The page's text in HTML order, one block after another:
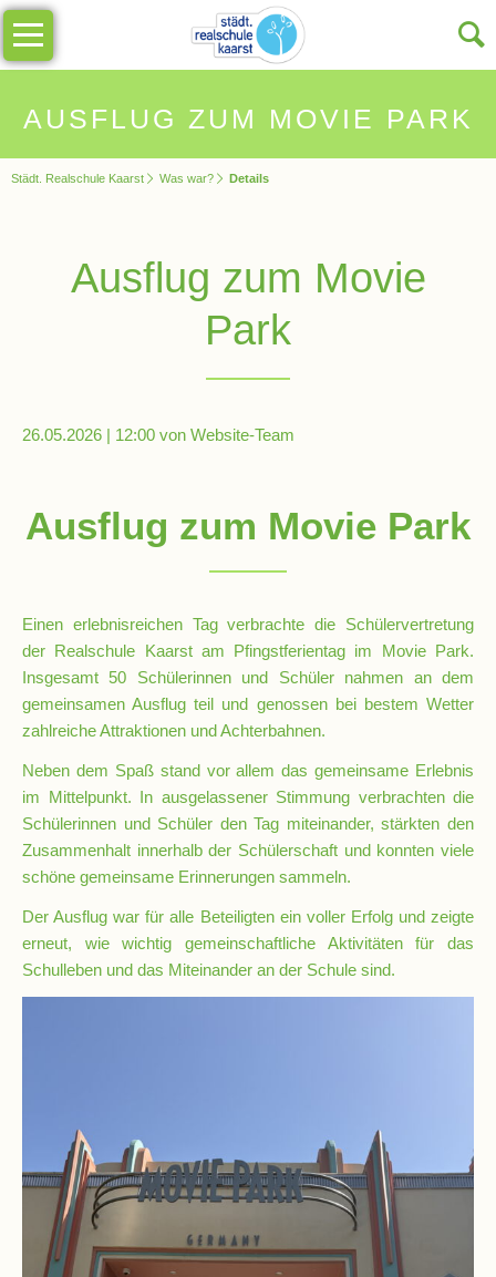
AUSFLUG ZUM MOVIE PARK
Navigation
überspringen
Unsere
Schule
Schulinfos
Allgemeine
Impressionen
Hausmeister
Übermittagsbetreuung
Schülervertretung
(SV)
Schulpflegschaft
Förderverein
Lehrer-
Raum-
Prinzip
Berufswahlvorbereitung
Städt. Realschule Kaarst Was war? Details
Ausflug zum Movie
Park
26.05.2026 | 12:00 von Website-Team
Ausflug zum Movie Park
Einen erlebnisreichen Tag verbrachte die Schülervertretung
der Realschule Kaarst am Pfingstferientag im Movie Park.
Insgesamt 50 Schülerinnen und Schüler nahmen an dem
gemeinsamen Ausflug teil und genossen bei bestem Wetter
zahlreiche Attraktionen und Achterbahnen.
Neben dem Spaß stand vor allem das gemeinsame Erlebnis
im Mittelpunkt. In ausgelassener Stimmung verbrachten die
Schülerinnen und Schüler den Tag miteinander, stärkten den
Zusammenhalt innerhalb der Schülerschaft und konnten viele
schöne gemeinsame Erinnerungen sammeln.
Der Ausflug war für alle Beteiligten ein voller Erfolg und zeigte
erneut, wie wichtig gemeinschaftliche Aktivitäten für das
Schulleben und das Miteinander an der Schule sind.